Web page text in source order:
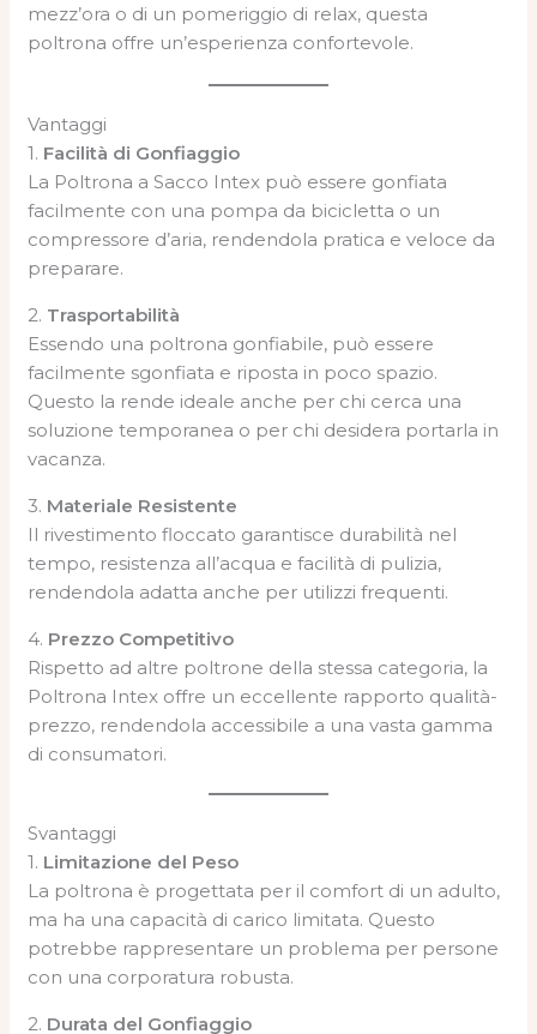
mezz’ora o di un pomeriggio di relax, questa
poltrona offre un’esperienza confortevole.
Vantaggi
1. Facilità di Gonfiaggio
La Poltrona a Sacco Intex può essere gonfiata
facilmente con una pompa da bicicletta o un
compressore d’aria, rendendola pratica e veloce da
preparare.
2. Trasportabilità
Essendo una poltrona gonfiabile, può essere
facilmente sgonfiata e riposta in poco spazio.
Questo la rende ideale anche per chi cerca una
soluzione temporanea o per chi desidera portarla in
vacanza.
3. Materiale Resistente
Il rivestimento floccato garantisce durabilità nel
tempo, resistenza all’acqua e facilità di pulizia,
rendendola adatta anche per utilizzi frequenti.
4. Prezzo Competitivo
Rispetto ad altre poltrone della stessa categoria, la
Poltrona Intex offre un eccellente rapporto qualità-
prezzo, rendendola accessibile a una vasta gamma
di consumatori.
Svantaggi
1. Limitazione del Peso
La poltrona è progettata per il comfort di un adulto,
ma ha una capacità di carico limitata. Questo
potrebbe rappresentare un problema per persone
con una corporatura robusta.
2. Durata del Gonfiaggio